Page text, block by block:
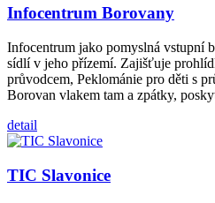
Infocentrum Borovany
Infocentrum jako pomyslná vstupní
sídlí v jeho přízemí. Zajišťuje
průvodcem, Peklománie pro děti s
Borovan vlakem tam a zpátky,
detail
TIC Slavonice